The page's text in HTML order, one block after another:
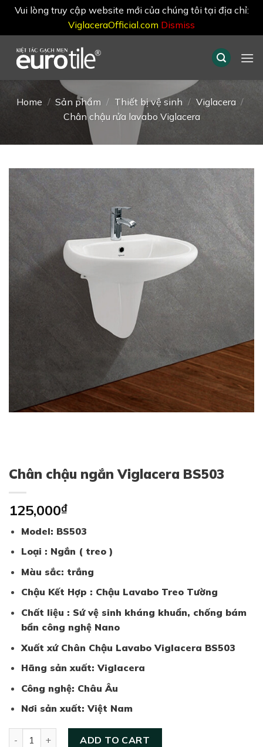
Vui lòng truy cập website mới của chúng tôi tại địa chỉ:
ViglaceraOfficial.com Dismiss
content
Home / Sản phẩm / Thiết bị vệ sinh / Viglacera /
Chân chậu rửa lavabo Viglacera
Chân chậu ngắn Viglacera BS503
125,000₫
Model: BS503
Loại : Ngắn ( treo )
Màu sắc: trắng
Chậu Kết Hợp : Chậu Lavabo Treo Tường
Chất liệu : Sứ vệ sinh kháng khuẩn, chống bám
bẩn công nghệ Nano
Xuất xứ Chân Chậu Lavabo Viglacera BS503
Hãng sản xuất: Viglacera
Công nghệ: Châu Âu
Nơi sản xuất: Việt Nam
ADD TO CART